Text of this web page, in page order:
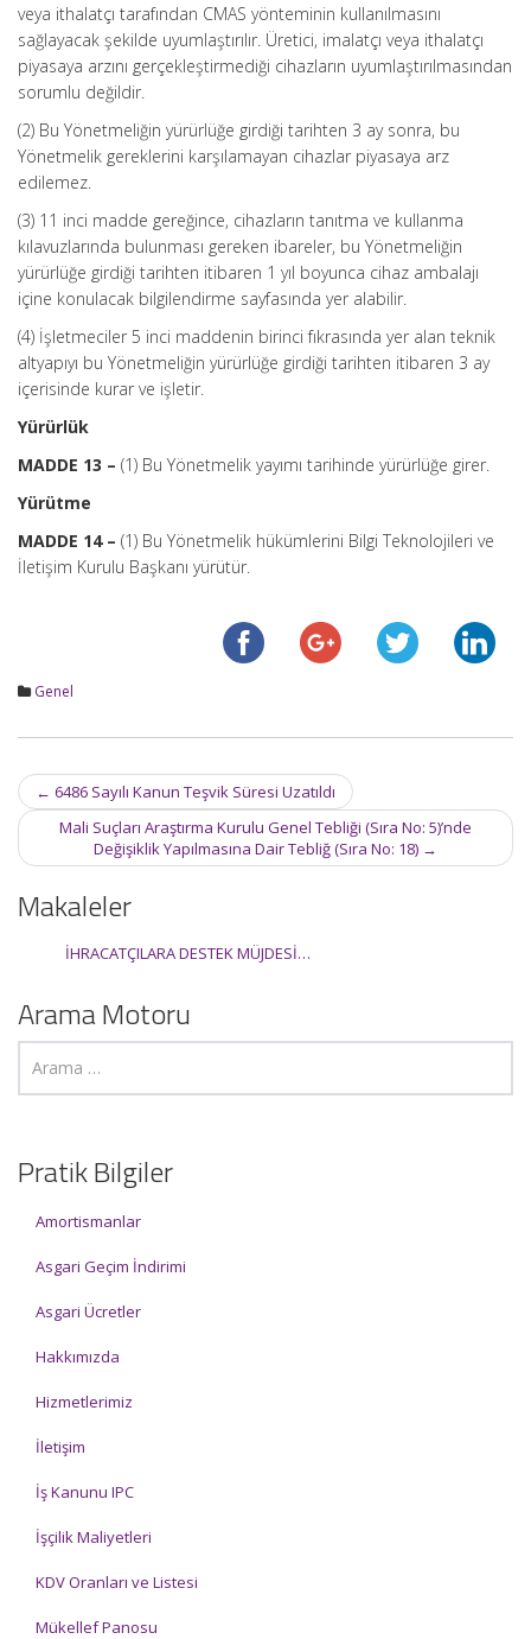
veya ithalatçı tarafından CMAS yönteminin kullanılmasını
sağlayacak şekilde uyumlaştırılır. Üretici, imalatçı veya ithalatçı
piyasaya arzını gerçekleştirmediği cihazların uyumlaştırılmasından
sorumlu değildir.
(2) Bu Yönetmeliğin yürürlüğe girdiği tarihten 3 ay sonra, bu
Yönetmelik gereklerini karşılamayan cihazlar piyasaya arz
edilemez.
(3) 11 inci madde gereğince, cihazların tanıtma ve kullanma
kılavuzlarında bulunması gereken ibareler, bu Yönetmeliğin
yürürlüğe girdiği tarihten itibaren 1 yıl boyunca cihaz ambalajı
içine konulacak bilgilendirme sayfasında yer alabilir.
(4) İşletmeciler 5 inci maddenin birinci fıkrasında yer alan teknik
altyapıyı bu Yönetmeliğin yürürlüğe girdiği tarihten itibaren 3 ay
içerisinde kurar ve işletir.
Yürürlük
MADDE 13 – (1) Bu Yönetmelik yayımı tarihinde yürürlüğe girer.
Yürütme
MADDE 14 – (1) Bu Yönetmelik hükümlerini Bilgi Teknolojileri ve
İletişim Kurulu Başkanı yürütür.
Genel
Post
navigation
← 6486 Sayılı Kanun Teşvik Süresi Uzatıldı
Mali Suçları Araştırma Kurulu Genel Tebliği (Sıra No: 5)’nde
Değişiklik Yapılmasına Dair Tebliğ (Sıra No: 18) →
Makaleler
İHRACATÇILARA DESTEK MÜJDESİ…
Arama Motoru
Pratik Bilgiler
Amortismanlar
Asgari Geçim İndirimi
Asgari Ücretler
Hakkımızda
Hizmetlerimiz
İletişim
İş Kanunu IPC
İşçilik Maliyetleri
KDV Oranları ve Listesi
Mükellef Panosu